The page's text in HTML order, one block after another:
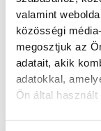
valamint
közösségi
megosztjuk az
adatait, akik
adatokkal,
Ön által
lehet
Az
lehet